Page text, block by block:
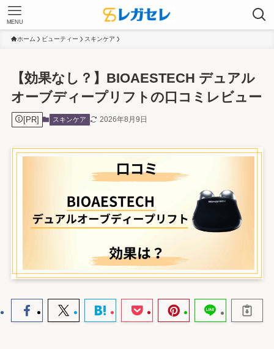
MENU
ホーム ビューティー スキンケア
【効果なし？】BIOAESTECH デュアル
オーブディープリフトの口コミレビュー
[PR] スキンケア 2026年8月9日